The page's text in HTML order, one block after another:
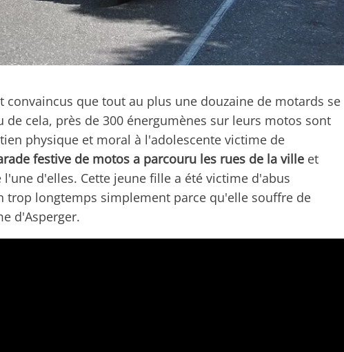
convaincus que tout au plus une douzaine de motards se
de cela, près de 300 énergumènes sur leurs motos sont
physique et moral à l'adolescente victime de
festive de motos a parcouru les rues de la ville et
d'elles. Cette jeune fille a été victime d'abus
trop longtemps simplement parce qu'elle souffre de
d'Asperger.